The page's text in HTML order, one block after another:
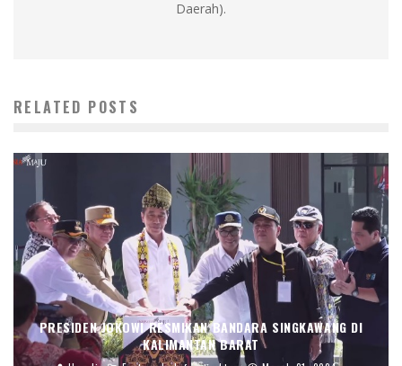
Daerah).
RELATED POSTS
PRESIDEN JOKOWI RESMIKAN BANDARA SINGKAWANG DI
KALIMANTAN BARAT